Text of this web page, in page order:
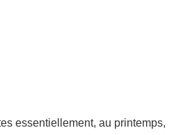
essentiellement, au printemps,